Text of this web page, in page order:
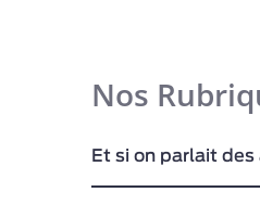
Nos
Et si on parlait des